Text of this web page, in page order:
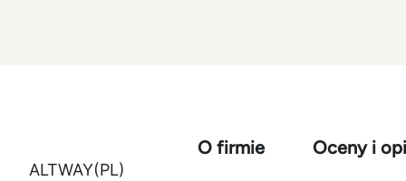
ALTWAY(PL)
O firmie Oceny i